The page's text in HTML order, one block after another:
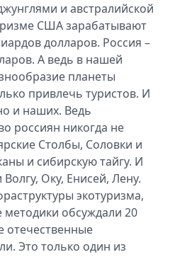
и австралийской
США зарабатывают
долларов. Россия –
А ведь в нашей
планеты
привлечь туристов. И
и наших. Ведь
россиян никогда не
Столбы, Соловки и
и сибирскую тайгу. И
Оку, Енисей, Лену.
экотуризма,
обсуждали 20
отечественные
Это только один из